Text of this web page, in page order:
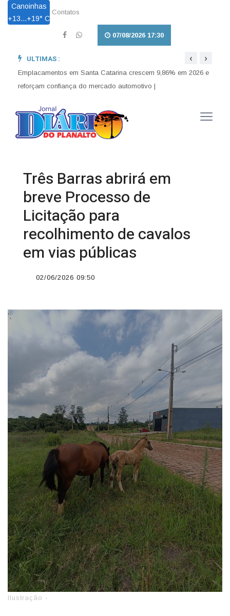
Canoinhas
+13...+19° C
Contatos
07/08/2026 17:30
ULTIMAS :
reforçam confiança do mercado automotivo |
Lei Maria da Penha completa 20 anos entre avanços e
desafios |
‹ ›
Três Barras abrirá em
breve Processo de
Licitação para
recolhimento de cavalos
em vias públicas
02/06/2026 09:50
';
Ilustração -